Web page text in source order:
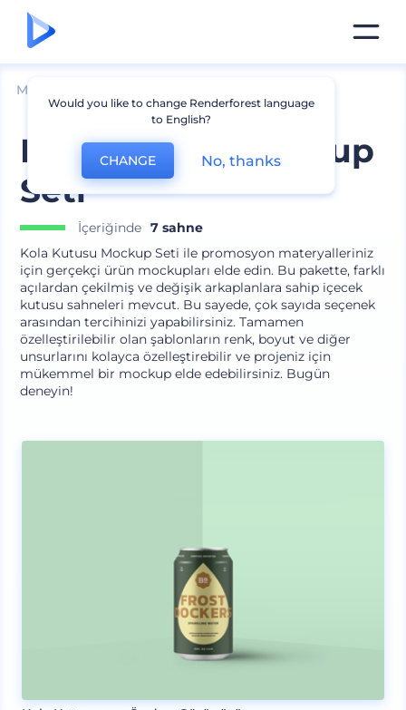
Mockuplar
Kola Kutusu Mockup
Seti
İçeriğinde 7 sahne
Kola Kutusu Mockup Seti ile promosyon materyalleriniz
için gerçekçi ürün mockupları elde edin. Bu pakette, farklı
açılardan çekilmiş ve değişik arkaplanlara sahip içecek
kutusu sahneleri mevcut. Bu sayede, çok sayıda seçenek
arasından tercihinizi yapabilirsiniz. Tamamen
özelleştirilebilir olan şablonların renk, boyut ve diğer
unsurlarını kolayca özelleştirebilir ve projeniz için
mükemmel bir mockup elde edebilirsiniz. Bugün
deneyin!
Would you like to change Renderforest language
to English?
CHANGE No, thanks